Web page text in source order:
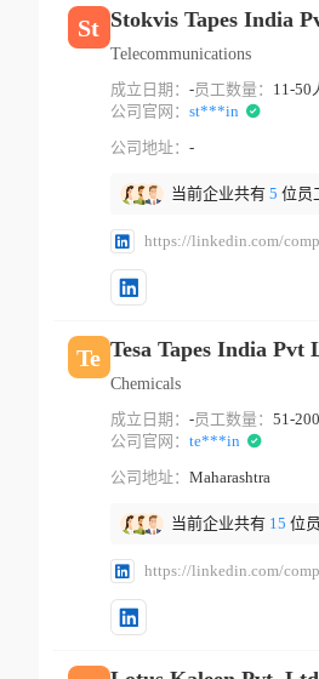
St Stokvis Tapes India
Telecommunications
成立日期： -员工数量： 11-50
公司官网： st***in
公司地址： -
当前企业共有 5 位员
https://linkedin.com/
Te Tesa Tapes India Pvt
Chemicals
成立日期： -员工数量： 51-
公司官网： te***in
公司地址： Maharashtra
当前企业共有 15 位
https://linkedin.com/